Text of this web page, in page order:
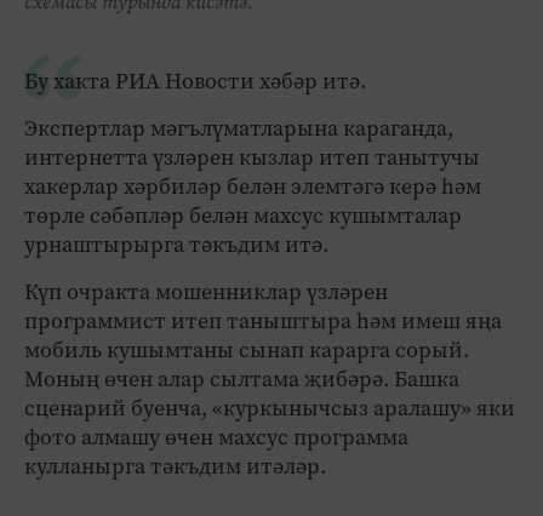
Бу хакта РИА Новости хәбәр итә.
Экспертлар мәгълүматларына караганда,
интернетта үзләрен кызлар итеп танытучы
хакерлар хәрбиләр белән элемтәгә керә һәм
төрле сәбәпләр белән махсус кушымталар
урнаштырырга тәкъдим итә.
Күп очракта мошенниклар үзләрен
программист итеп таныштыра һәм имеш яңа
мобиль кушымтаны сынап карарга сорый.
Моның өчен алар сылтама җибәрә. Башка
сценарий буенча, «куркынычсыз аралашу» яки
фото алмашу өчен махсус программа
кулланырга тәкъдим итәләр.